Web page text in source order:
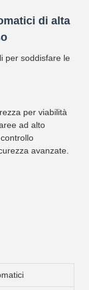
di alta
per soddisfare le
per viabilità
ad alto
avanzate.